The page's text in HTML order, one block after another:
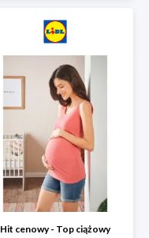
Hit cenowy - Top ciążowy